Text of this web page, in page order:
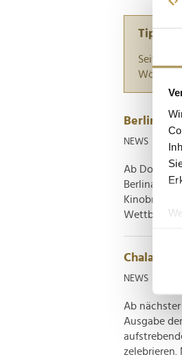
Tipp
Seiten
Wörter
NEWS |
Ab
Berlinale –
Wettbewerb
NEWS
Ab
Ausgabe
zelebrieren.